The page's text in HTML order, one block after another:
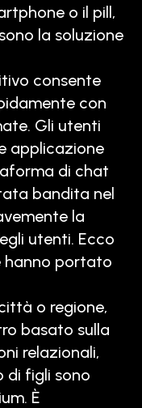
o il pill,
la soluzione
consente
con
Gli utenti
applicazione
di chat
bandita nel
la
utenti. Ecco
hanno portato
o regione,
basato sulla
relazionali,
di figli sono
È